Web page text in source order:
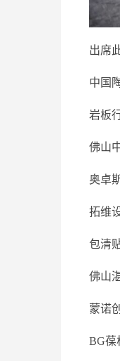
出席
中国
岩板
佛山
奥卓
拓维
包清
佛山
蒙诺
BG葆